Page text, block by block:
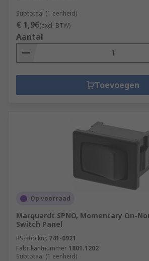
Subtotaal (1 eenheid)
€ 1,96(excl. BTW)
Aantal
Toevoegen
Op voorraad
Marquardt SPNO, Momentary On-
Switch Panel
RS-stocknr. 741-0921
Fabrikantnummer 1801.1202
Subtotaal (1 eenheid)